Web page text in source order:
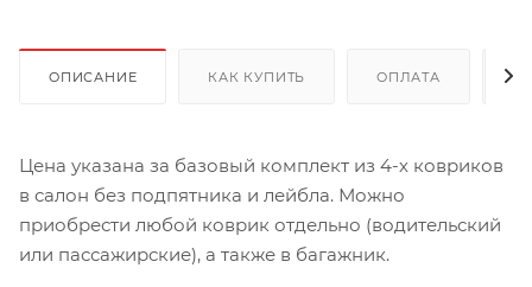
ОПИСАНИЕ КАК КУПИТЬ ОПЛАТА
Цена указана за базовый комплект из 4-х ковриков
в салон без подпятника и лейбла. Можно
приобрести любой коврик отдельно (водительский
или пассажирские), а также в багажник.